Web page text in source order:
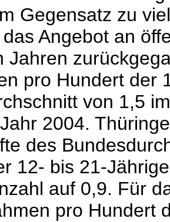
Gegensatz zu
Angebot an
Jahren
pro Hundert der
von 1,5
2004.
des
12- bis 21-
auf 0,9. Für
pro Hundert